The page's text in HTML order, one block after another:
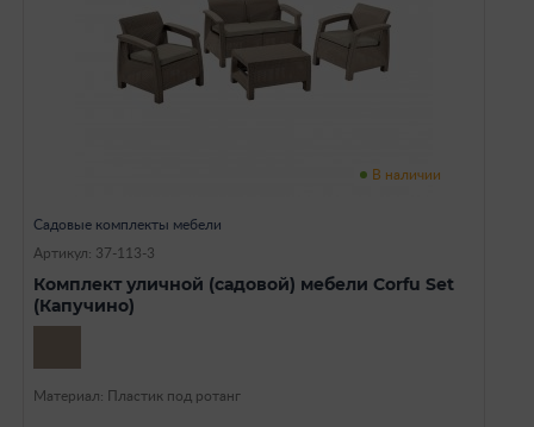
В наличии
Садовые комплекты мебели
Артикул: 37-113-3
Комплект уличной (садовой) мебели Corfu Set
(Капучино)
Материал: Пластик под ротанг